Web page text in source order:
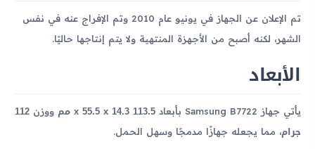
تم الإعلان عن الجهاز في يونيو عام 2010 وتم الإفراج عنه في نفس
الشهر، لكنه أصبح من الأجهزة المنتهية ولا يتم إنتاجها حاليًا.
الأبعاد
يأتي جهاز Samsung B7722 بأبعاد 113.5 x 55.5 x 14.3 مم ووزن 112
جرام، مما يجعله جهازًا مدمجًا وسهل الحمل.